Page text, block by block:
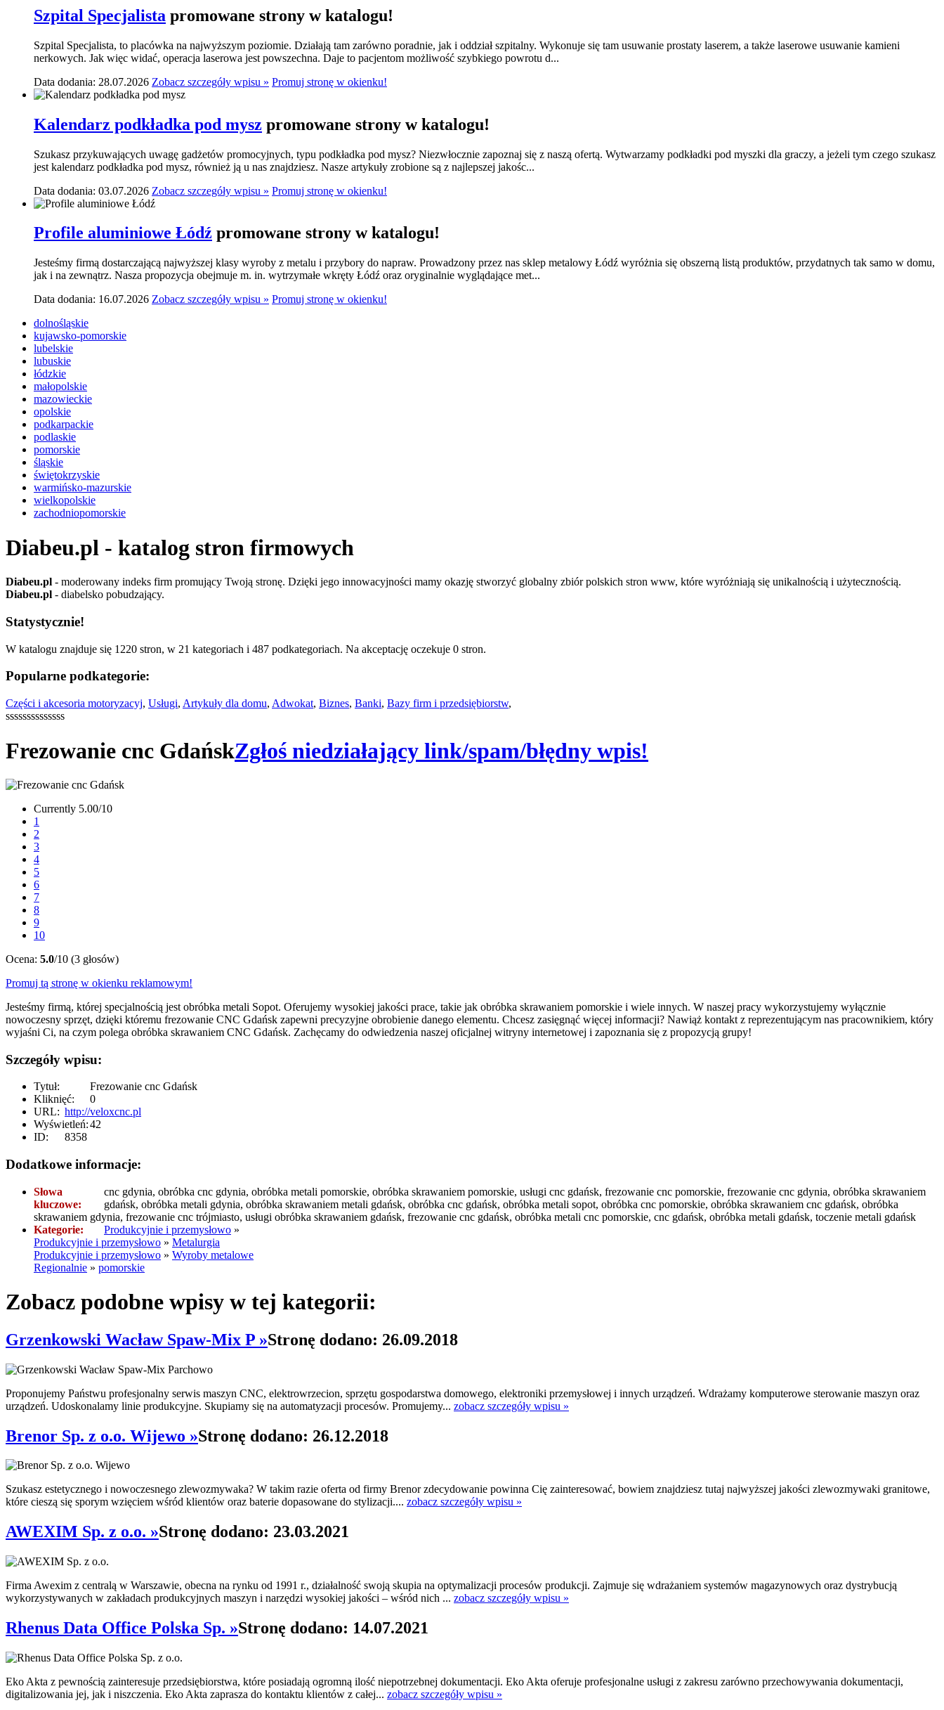
Szpital Specjalista promowane strony w katalogu!
Szpital Specjalista, to placówka na najwyższym poziomie. Działają tam zarówno poradnie, jak i oddział szpitalny. Wykonuje się tam usuwanie prostaty laserem, a także laserowe usuwanie kamieni
nerkowych. Jak więc widać, operacja laserowa jest powszechna. Daje to pacjentom możliwość szybkiego powrotu d...
Data dodania: 28.07.2026 Zobacz szczegóły wpisu » Promuj stronę w okienku!
Kalendarz podkładka pod mysz promowane strony w katalogu!
Szukasz przykuwających uwagę gadżetów promocyjnych, typu podkładka pod mysz? Niezwłocznie zapoznaj się z naszą ofertą. Wytwarzamy podkładki pod myszki dla graczy, a jeżeli tym czego szukasz
jest kalendarz podkładka pod mysz, również ją u nas znajdziesz. Nasze artykuły zrobione są z najlepszej jakośc...
Data dodania: 03.07.2026 Zobacz szczegóły wpisu » Promuj stronę w okienku!
Profile aluminiowe Łódź promowane strony w katalogu!
Jesteśmy firmą dostarczającą najwyższej klasy wyroby z metalu i przybory do napraw. Prowadzony przez nas sklep metalowy Łódź wyróżnia się obszerną listą produktów, przydatnych tak samo w domu,
jak i na zewnątrz. Nasza propozycja obejmuje m. in. wytrzymałe wkręty Łódź oraz oryginalnie wyglądające met...
Data dodania: 16.07.2026 Zobacz szczegóły wpisu » Promuj stronę w okienku!
dolnośląskie
kujawsko-pomorskie
lubelskie
lubuskie
łódzkie
małopolskie
mazowieckie
opolskie
podkarpackie
podlaskie
pomorskie
śląskie
świętokrzyskie
warmińsko-mazurskie
wielkopolskie
zachodniopomorskie
Diabeu.pl - katalog stron firmowych
Diabeu.pl - moderowany indeks firm promujący Twoją stronę. Dzięki jego innowacyjności mamy okazję stworzyć globalny zbiór polskich stron www, które wyróżniają się unikalnością i użytecznością.
Diabeu.pl - diabelsko pobudzający.
Statystycznie!
W katalogu znajduje się 1220 stron, w 21 kategoriach i 487 podkategoriach. Na akceptację oczekuje 0 stron.
Popularne podkategorie:
Części i akcesoria motoryzacyj, Usługi, Artykuły dla domu, Adwokat, Biznes, Banki, Bazy firm i przedsiębiorstw,
ssssssssssssss
Frezowanie cnc GdańskZgłoś niedziałający link/spam/błędny wpis!
Currently 5.00/10
1
2
3
4
5
6
7
8
9
10
Ocena: 5.0/10 (3 głosów)
Promuj tą stronę w okienku reklamowym!
Jesteśmy firmą, której specjalnością jest obróbka metali Sopot. Oferujemy wysokiej jakości prace, takie jak obróbka skrawaniem pomorskie i wiele innych. W naszej pracy wykorzystujemy wyłącznie
nowoczesny sprzęt, dzięki któremu frezowanie CNC Gdańsk zapewni precyzyjne obrobienie danego elementu. Chcesz zasięgnąć więcej informacji? Nawiąż kontakt z reprezentującym nas pracownikiem, który
wyjaśni Ci, na czym polega obróbka skrawaniem CNC Gdańsk. Zachęcamy do odwiedzenia naszej oficjalnej witryny internetowej i zapoznania się z propozycją grupy!
Szczegóły wpisu:
Tytuł:
Frezowanie cnc Gdańsk
Kliknięć:
0
URL: http://veloxcnc.pl
Wyświetleń:42
ID:
8358
Dodatkowe informacje:
Słowa
kluczowe:
cnc gdynia, obróbka cnc gdynia, obróbka metali pomorskie, obróbka skrawaniem pomorskie, usługi cnc gdańsk, frezowanie cnc pomorskie, frezowanie cnc gdynia, obróbka skrawaniem
gdańsk, obróbka metali gdynia, obróbka skrawaniem metali gdańsk, obróbka cnc gdańsk, obróbka metali sopot, obróbka cnc pomorskie, obróbka skrawaniem cnc gdańsk, obróbka
skrawaniem gdynia, frezowanie cnc trójmiasto, usługi obróbka skrawaniem gdańsk, frezowanie cnc gdańsk, obróbka metali cnc pomorskie, cnc gdańsk, obróbka metali gdańsk, toczenie metali gdańsk
Kategorie:
Produkcyjnie i przemysłowo »
Produkcyjnie i przemysłowo » Metalurgia
Produkcyjnie i przemysłowo » Wyroby metalowe
Regionalnie » pomorskie
Zobacz podobne wpisy w tej kategorii:
Grzenkowski Wacław Spaw-Mix P »Stronę dodano: 26.09.2018
Proponujemy Państwu profesjonalny serwis maszyn CNC, elektrowrzecion, sprzętu gospodarstwa domowego, elektroniki przemysłowej i innych urządzeń. Wdrażamy komputerowe sterowanie maszyn oraz
urządzeń. Udoskonalamy linie produkcyjne. Skupiamy się na automatyzacji procesów. Promujemy... zobacz szczegóły wpisu »
Brenor Sp. z o.o. Wijewo »Stronę dodano: 26.12.2018
Szukasz estetycznego i nowoczesnego zlewozmywaka? W takim razie oferta od firmy Brenor zdecydowanie powinna Cię zainteresować, bowiem znajdziesz tutaj najwyższej jakości zlewozmywaki granitowe,
które cieszą się sporym wzięciem wśród klientów oraz baterie dopasowane do stylizacji.... zobacz szczegóły wpisu »
AWEXIM Sp. z o.o. »Stronę dodano: 23.03.2021
Firma Awexim z centralą w Warszawie, obecna na rynku od 1991 r., działalność swoją skupia na optymalizacji procesów produkcji. Zajmuje się wdrażaniem systemów magazynowych oraz dystrybucją
wykorzystywanych w zakładach produkcyjnych maszyn i narzędzi wysokiej jakości – wśród nich ... zobacz szczegóły wpisu »
Rhenus Data Office Polska Sp. »Stronę dodano: 14.07.2021
Eko Akta z pewnością zainteresuje przedsiębiorstwa, które posiadają ogromną ilość niepotrzebnej dokumentacji. Eko Akta oferuje profesjonalne usługi z zakresu zarówno przechowywania dokumentacji,
digitalizowania jej, jak i niszczenia. Eko Akta zaprasza do kontaktu klientów z całej... zobacz szczegóły wpisu »